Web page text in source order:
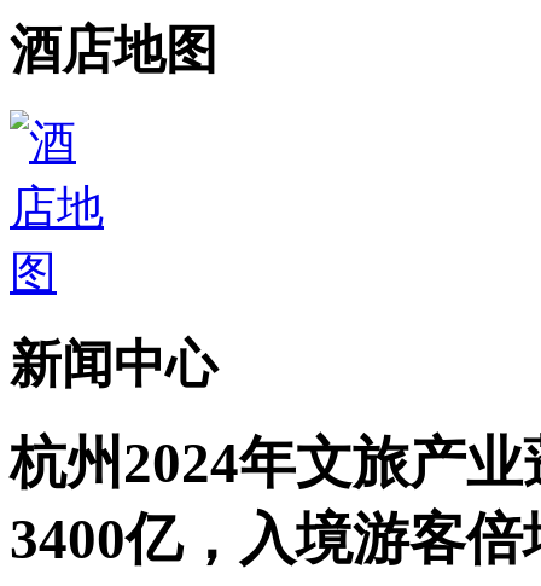
酒店地图
新闻中心
杭州2024年文旅产
3400亿，入境游客倍